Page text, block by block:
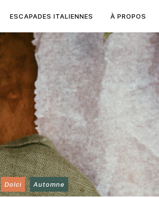
ESCAPADES ITALIENNES À PROPOS
Dolci Automne